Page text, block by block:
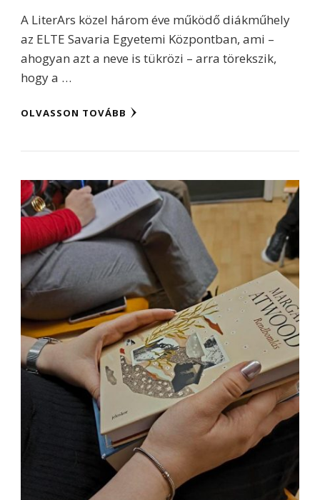
A LiterArs közel három éve működő diákműhely
az ELTE Savaria Egyetemi Központban, ami –
ahogyan azt a neve is tükrözi – arra törekszik,
hogy a …
OLVASSON TOVÁBB